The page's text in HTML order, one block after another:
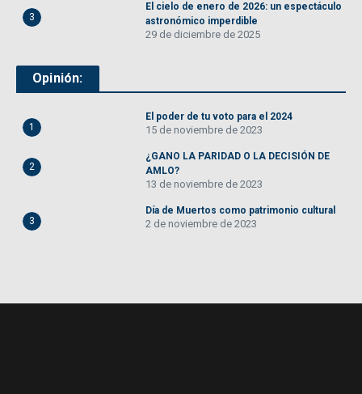
3
El cielo de enero de 2026: un espectáculo
astronómico imperdible
29 de diciembre de 2025
Opinión:
1
El poder de tu voto para el 2024
15 de noviembre de 2023
2
¿GANO LA PARIDAD O LA DECISIÓN DE
AMLO?
13 de noviembre de 2023
3
Día de Muertos como patrimonio cultural
2 de noviembre de 2023